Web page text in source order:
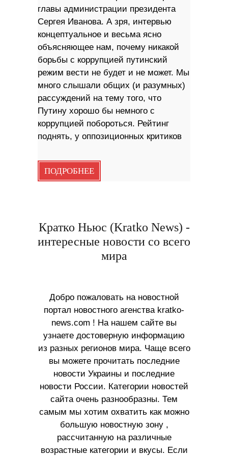
главы администрации президента
Сергея Иванова. А зря, интервью
концептуальное и весьма ясно
объясняющее нам, почему никакой
борьбы с коррупцией путинский
режим вести не будет и не может. Мы
много слышали общих (и разумных)
рассуждений на тему того, что
Путину хорошо бы немного с
коррупцией побороться. Рейтинг
поднять, у оппозиционных критиков
ПОДРОБНЕЕ
Кратко Ньюс (Kratko News) -
интересные новости со всего
мира
Добро пожаловать на новостной
портал новостного агенства kratko-
news.com ! На нашем сайте вы
узнаете достоверную информацию
из разных регионов мира. Чаще всего
вы можете прочитать последние
новости Украины и последние
новости России. Категории новостей
сайта очень разнообразны. Тем
самым мы хотим охватить как можно
большую новостную зону ,
рассчитанную на различные
возрастные категории и вкусы. Если